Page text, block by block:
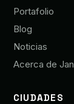
Portafolio
Blog
Noticias
Acerca de Jan
CIUDADES